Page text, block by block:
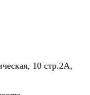
10 стр.2А,